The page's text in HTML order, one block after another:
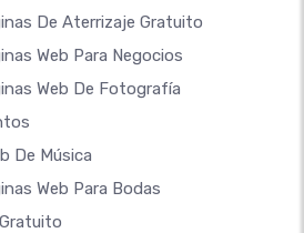
De Aterrizaje Gratuito
Web Para Negocios
Web De Fotografía
De Música
Web Para Bodas